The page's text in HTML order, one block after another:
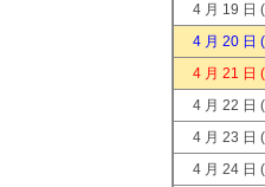
4 月 19 日
4 月 20 日
4 月 21 日
4 月 22 日
4 月 23 日
4 月 24 日